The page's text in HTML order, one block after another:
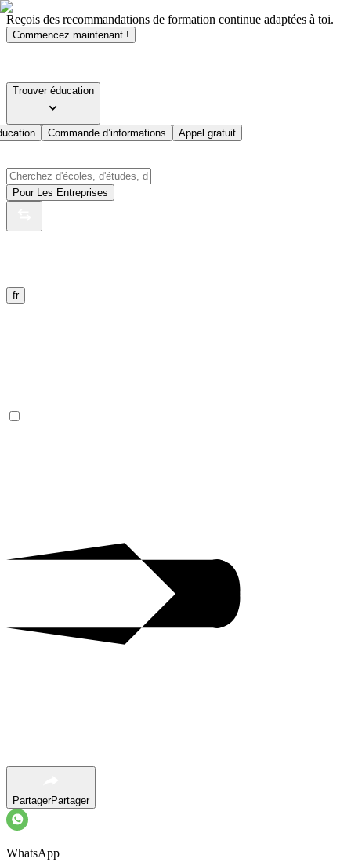
Reçois des recommandations de formation continue adaptées à toi.
Commencez maintenant !
Trouver éducation
Commande d’informations Appel gratuit
Pour Les Entreprises
fr
PartagerPartager
WhatsApp